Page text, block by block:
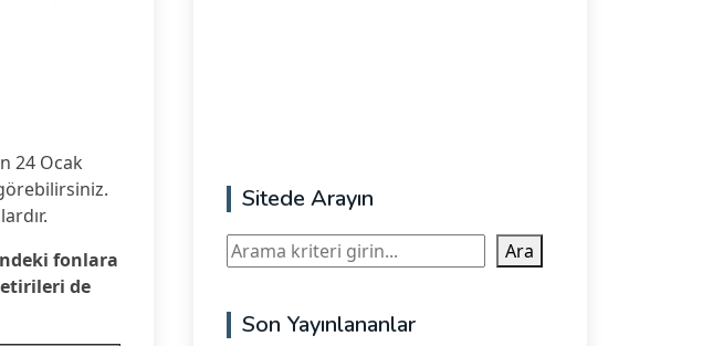
24 Ocak
fonlara
de
Sitede Arayın
Ara Ara
Son Yayınlananlar